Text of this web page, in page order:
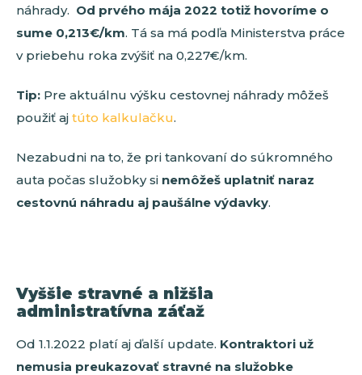
náhrady. Od prvého mája 2022 totiž hovoríme o
sume 0,213€/km. Tá sa má podľa Ministerstva práce
v priebehu roka zvýšiť na 0,227€/km.
Tip: Pre aktuálnu výšku cestovnej náhrady môžeš
použiť aj túto kalkulačku.
Nezabudni na to, že pri tankovaní do súkromného
auta počas služobky si nemôžeš uplatniť naraz
cestovnú náhradu aj paušálne výdavky.
Vyššie stravné a nižšia
administratívna záťaž
Od 1.1.2022 platí aj ďalší update. Kontraktori už
nemusia preukazovať stravné na služobke